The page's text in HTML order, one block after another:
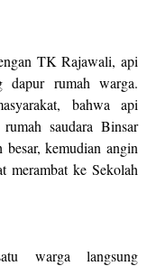
TK Rajawali, api
dapur rumah warga.
bahwa api
saudara Binsar
kemudian angin
merambat ke Sekolah
warga langsung